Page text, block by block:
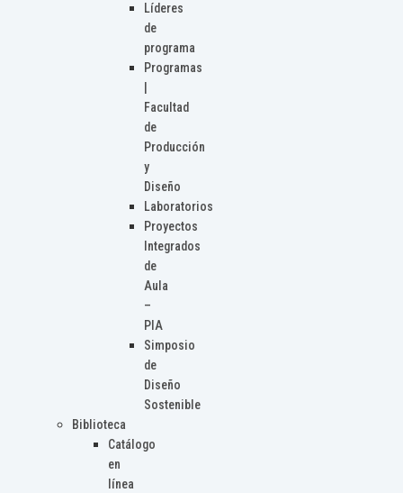
Líderes
de
programa
Programas
Facultad
de
Producción
y
Diseño
Laboratorios
Proyectos
Integrados
de
Aula
–
PIA
Simposio
de
Diseño
Sostenible
Biblioteca
Catálogo
en
línea